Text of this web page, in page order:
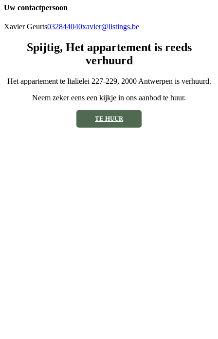
Uw contactpersoon
Xavier Geurts032844040xavier@listings.be
Spijtig, Het appartement is reeds
verhuurd
Het appartement te Italielei 227-229, 2000 Antwerpen is verhuurd.
Neem zeker eens een kijkje in ons aanbod te huur.
TE HUUR